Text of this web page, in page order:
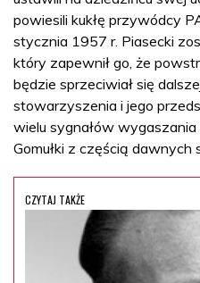
powiesili kukłę przywódcy
stycznia 1957 r. Piasecki
który zapewnił go, że
będzie sprzeciwiał się
stowarzyszenia i jego
wielu sygnałów
Gomułki z częścią dawnych
CZYTAJ TAKŻE